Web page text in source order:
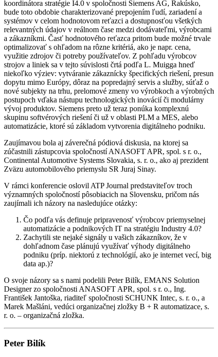
koordinátora stratégie I4.0 v spoločnosti Siemens AG, Rakúsko,
bude toto obdobie charakterizované prepojením ľudí, zariadení a
systémov v celom hodnotovom reťazci a dostupnosťou všetkých
relevantných údajov v reálnom čase medzi dodávateľmi, výrobcami
a zákazníkmi. Časť hodnotového reťazca pritom bude možné trvale
optimalizovať s ohľadom na rôzne kritériá, ako je napr. cena,
využitie zdrojov či potreby používateľov. Z pohľadu výrobcov
strojov a liniek sa v tejto súvislosti črtá podľa L. Muigga hneď
niekoľko výziev: vytváranie zákaznícky špecifických riešení, presun
dopytu mimo Európy, dôraz na popredajný servis a služby, súťaž o
nové subjekty na trhu, prelomové zmeny vo výrobkoch a výrobných
postupoch vďaka nástupu technologických inovácií či modulárny
vývoj produktov. Siemens preto už teraz ponúka komplexnú
skupinu softvérových riešení či už v oblasti PLM a MES, alebo
automatizácie, ktoré sú základom vytvorenia digitálneho podniku.
Zaujímavou bola aj záverečná pódiová diskusia, na ktorej sa
zúčastnili zástupcovia spoločností ANASOFT APR, spol. s r. o.,
Continental Automotive Systems Slovakia, s. r. o., ako aj prezident
Zväzu automobilového priemyslu SR Juraj Sinay.
V rámci konferencie oslovil ATP Journal predstaviteľov troch
významných spoločností pôsobiacich na Slovensku, pričom nás
zaujímali ich názory na nasledujúce otázky:
Čo podľa vás definuje pripravenosť výrobcov priemyselnej
automatizácie a podnikových IT na stratégiu Industry 4.0?
Zachytili ste nejaké signály u vašich zákazníkov, že v
dohľadnom čase plánujú využívať výhody digitálneho
podniku (príp. niektorú z technológií, ako je internet vecí, big
data ap.)?
O svoje názory sa s nami podelili Peter Bilík, EMANS Solution
Designer zo spoločnosti ANASOFT APR, spol. s r. o., Ing.
František Jantoška, riaditeľ spoločnosti SCHUNK Intec, s. r. o., a
Marek Mašláni, vedúci organizačnej zložky B + R automatizace, s.
r. o. – organizačná zložka.
Peter Bilík